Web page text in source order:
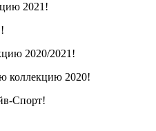
2021!
2020/2021!
коллекцию 2020!
Спорт!